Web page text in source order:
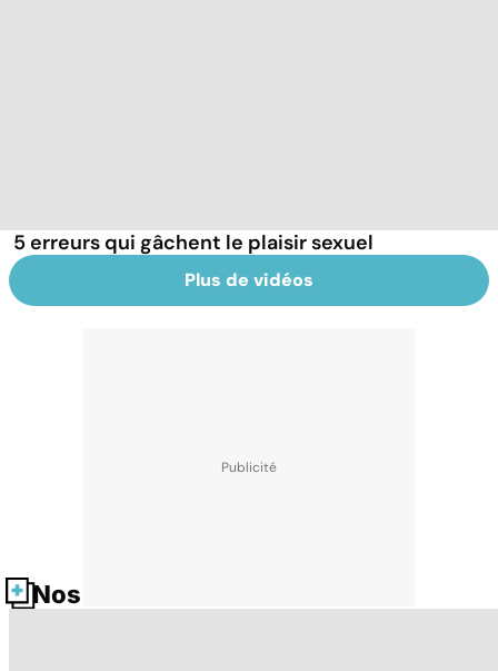
5 erreurs qui gâchent le plaisir sexuel
Plus de vidéos
Nos fiches santé